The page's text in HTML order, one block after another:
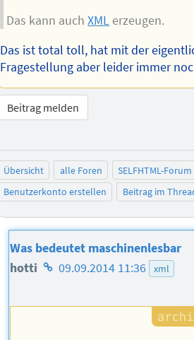
Das kann auchXML erzeugen.
Das ist total toll, hat mit der
Fragestellung aber leider immer
Beitrag melden
Übersicht alle Foren
SELFHTML-Forum
Benutzerkonto erstellen
Beitrag im
Was bedeutet maschinenlesbar
hotti Homepage
Autors
09.09.2014 11:36 xml